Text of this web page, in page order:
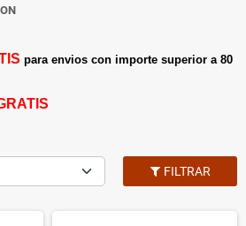
para envios con importe superior a 80
FILTRAR